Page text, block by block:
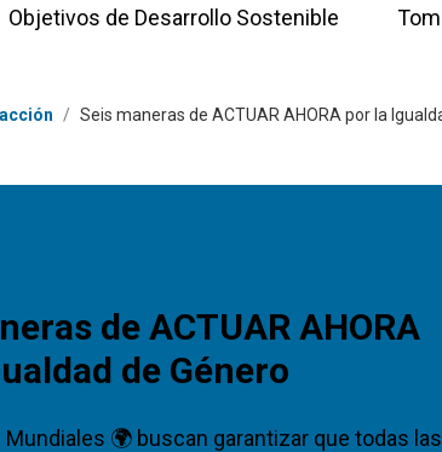
Objetivos de Desarrollo Sostenible
de la ruta de navegación
/ Seis maneras de ACTUAR AHORA por la
de ACTUAR AHORA
de Género
🌍 buscan garantizar que todas las